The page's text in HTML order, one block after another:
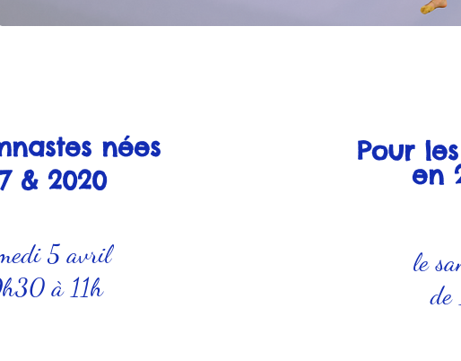
nées
& 2020
5 avril
à 11h
Pour
en
le
de